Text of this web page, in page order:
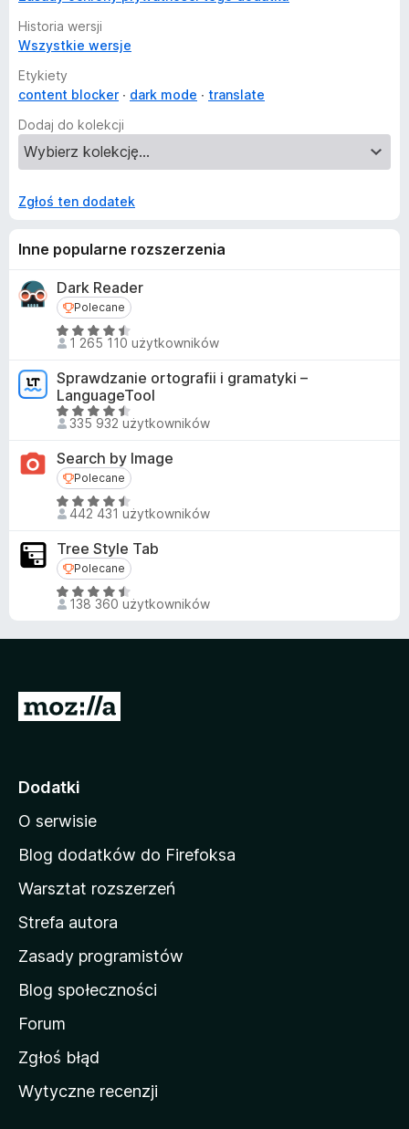
Historia wersji
Wszystkie wersje
Etykiety
content blocker
dark mode
translate
Dodaj do kolekcji
Zgłoś ten dodatek
Inne popularne rozszerzenia
Dark Reader
Polecane
Polecane
O
c
e
n
a
:
,
5
/
5
1 265 110 użytkowników
Sprawdzanie ortografii i gramatyki –
LanguageTool
O
c
e
n
a
:
,
5
/
5
335 932 użytkowników
Search by Image
Polecane
Polecane
O
c
e
n
a
:
,
5
442 431 użytkowników
Tree Style Tab
Polecane
Polecane
O
c
:
4
5
138 360 użytkowników
S
o
a
d
m
o
w
M
o
z
l
Dodatki
O serwisie
Blog dodatków do Firefoksa
Warsztat rozszerzeń
Strefa autora
Zasady programistów
Blog społeczności
Forum
Zgłoś błąd
Wytyczne recenzji